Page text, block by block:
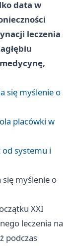
data w
leczenia
się myślenie o
placówki w
od systemu i
myślenie o
XXI
leczenia na
podczas